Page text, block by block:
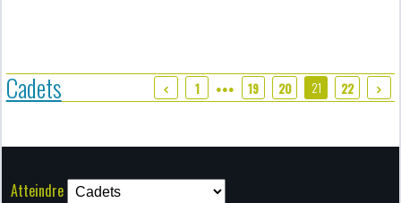
Cadets 1 ●●● 19 20 21 22
Atteindre